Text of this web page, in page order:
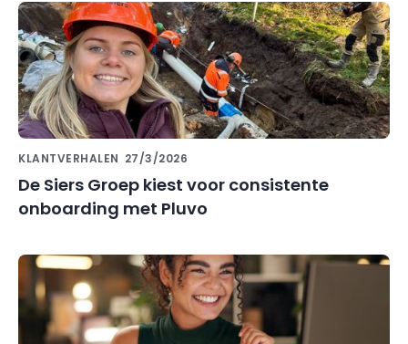
KLANTVERHALEN 27/3/2026
De Siers Groep kiest voor consistente
onboarding met Pluvo